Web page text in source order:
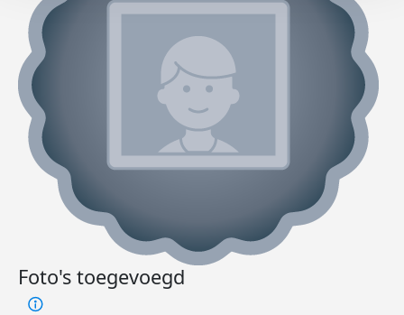
Foto's toegevoegd